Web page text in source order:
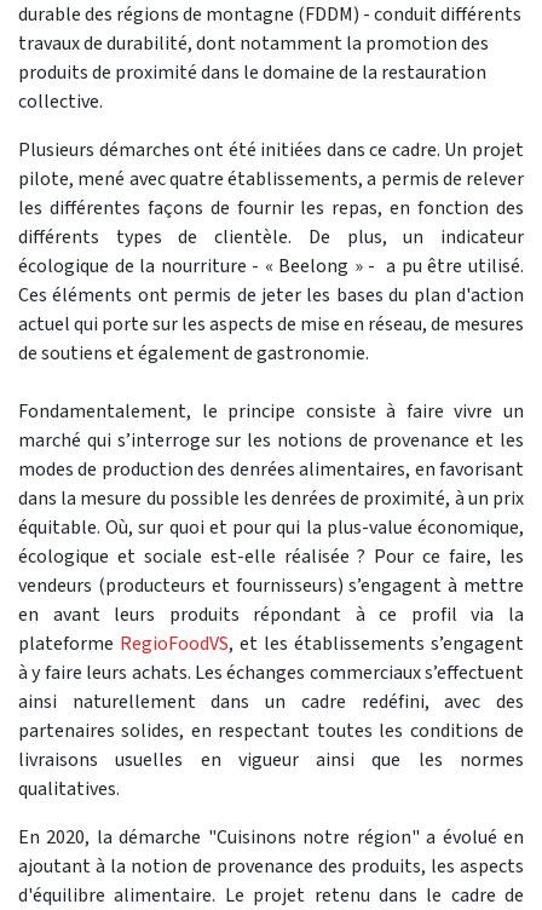
durable des régions de montagne (FDDM) - conduit différents
travaux de durabilité, dont notamment la promotion des
produits de proximité dans le domaine de la restauration
collective.
Plusieurs démarches ont été initiées dans ce cadre. Un projet
pilote, mené avec quatre établissements, a permis de relever
les différentes façons de fournir les repas, en fonction des
différents types de clientèle. De plus, un indicateur
écologique de la nourriture - « Beelong » - a pu être utilisé.
Ces éléments ont permis de jeter les bases du plan d'action
actuel qui porte sur les aspects de mise en réseau, de mesures
de soutiens et également de gastronomie.
Fondamentalement, le principe consiste à faire vivre un
marché qui s’interroge sur les notions de provenance et les
modes de production des denrées alimentaires, en favorisant
dans la mesure du possible les denrées de proximité, à un prix
équitable. Où, sur quoi et pour qui la plus-value économique,
écologique et sociale est-elle réalisée ? Pour ce faire, les
vendeurs (producteurs et fournisseurs) s’engagent à mettre
en avant leurs produits répondant à ce profil via la
plateforme RegioFoodVS, et les établissements s’engagent
à y faire leurs achats. Les échanges commerciaux s’effectuent
ainsi naturellement dans un cadre redéfini, avec des
partenaires solides, en respectant toutes les conditions de
livraisons usuelles en vigueur ainsi que les normes
qualitatives.
En 2020, la démarche "Cuisinons notre région" a évolué en
ajoutant à la notion de provenance des produits, les aspects
d'équilibre alimentaire. Le projet retenu dans le cadre de